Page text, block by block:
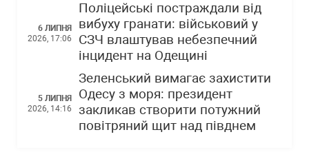
6 ЛИПНЯ
2026, 17:06
Поліцейські постраждали від
вибуху гранати: військовий у
СЗЧ влаштував небезпечний
інцидент на Одещині
5 ЛИПНЯ
2026, 14:16
Зеленський вимагає захистити
Одесу з моря: президент
закликав створити потужний
повітряний щит над півднем